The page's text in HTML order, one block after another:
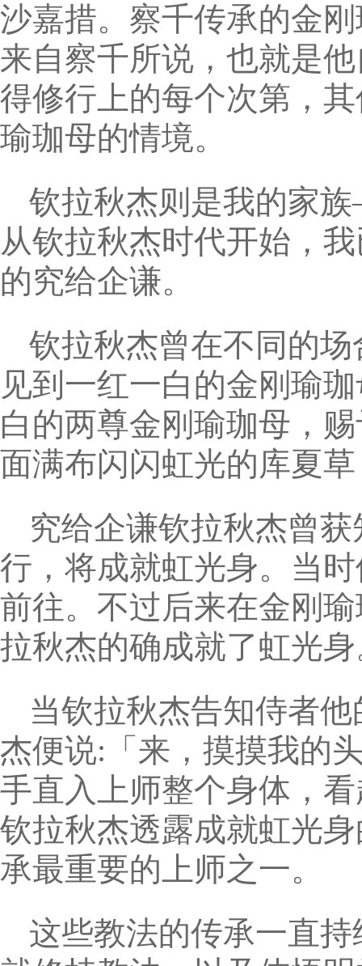
沙嘉措。察千传承的金
来自察千所说，也就是
得修行上的每个次第，
瑜珈母的情境。
钦拉秋杰则是我的家
从钦拉秋杰时代开始，
的究给企谦。
钦拉秋杰曾在不同的
见到一红一白的金刚瑜
白的两尊金刚瑜珈母，
面满布闪闪虹光的库夏
究给企谦钦拉秋杰曾
行，将成就虹光身。当
前往。不过后来在金刚
拉秋杰的确成就了虹光
当钦拉秋杰告知侍者
杰便说:「来，摸摸我的
手直入上师整个身体，
钦拉秋杰透露成就虹光
承最重要的上师之一。
这些教法的传承一直